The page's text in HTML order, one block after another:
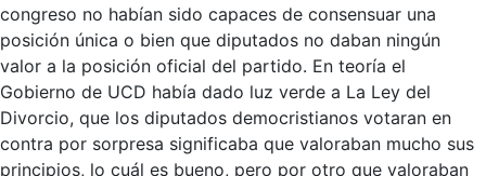
congreso no habían sido capaces de consensuar una
posición única o bien que diputados no daban ningún
valor a la posición oficial del partido. En teoría el
Gobierno de UCD había dado luz verde a La Ley del
Divorcio, que los diputados democristianos votaran en
contra por sorpresa significaba que valoraban mucho sus
principios, lo cuál es bueno, pero por otro que valoraban